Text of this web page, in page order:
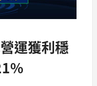
運獲利穩